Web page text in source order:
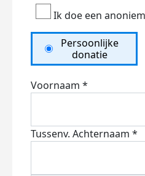
Ik doe een
Persoonlijke
donatie
Voornaam *
Tussenv. Achternaam *